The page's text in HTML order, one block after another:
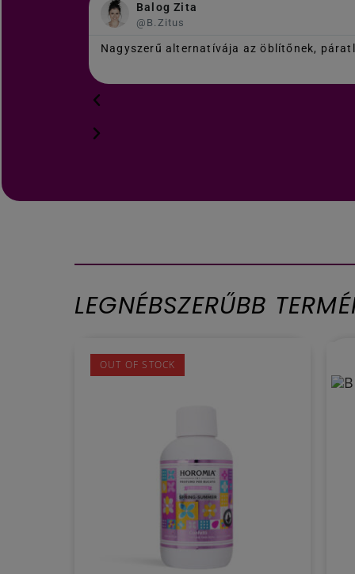
Balog Zita
@B.Zitus
Nagyszerű alternatívája az öblítőnek,
LEGNÉBSZERŰBB
OUT OF STOCK